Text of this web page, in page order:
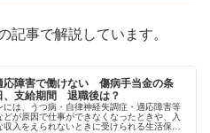
記事で解説しています。
応障害で働けない 傷病手当金の条
、支給期間 退職後は？
には、うつ病・自律神経失調症・適応障害等
どが原因で仕事ができなくなったときや、入
収入をえられないときに受けられる生活保障